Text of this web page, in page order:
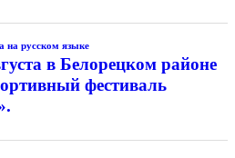
на русском языке
в Белорецком районе
фестиваль